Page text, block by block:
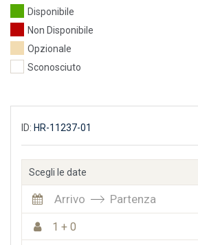
Disponibile
Non Disponibile
Opzionale
Sconosciuto
ID: HR-11237-01
Scegli le date
Arrivo Partenza
1 + 0